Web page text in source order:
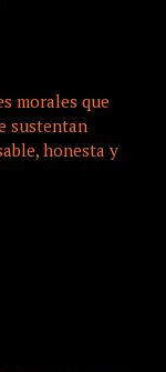
morales que
sustentan
honesta y